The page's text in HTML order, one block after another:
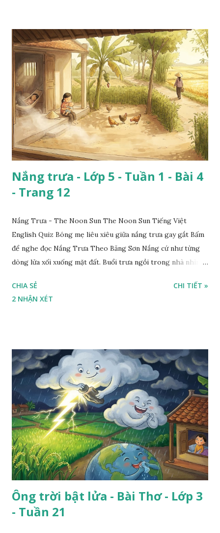
Nắng trưa - Lớp 5 - Tuần 1 - Bài 4
- Trang 12
Nắng Trưa - The Noon Sun The Noon Sun Tiếng Việt
English Quiz Bóng mẹ liêu xiêu giữa nắng trưa gay gắt Bấm
để nghe đọc Nắng Trưa Theo Băng Sơn Nắng cứ như từng
dòng lửa xối xuống mặt đất. Buổi trưa ngồi trong nhà nhìn
CHIA SẺ
2 NHẬN XÉT
CHI TIẾT »
Ông trời bật lửa - Bài Thơ - Lớp 3
- Tuần 21